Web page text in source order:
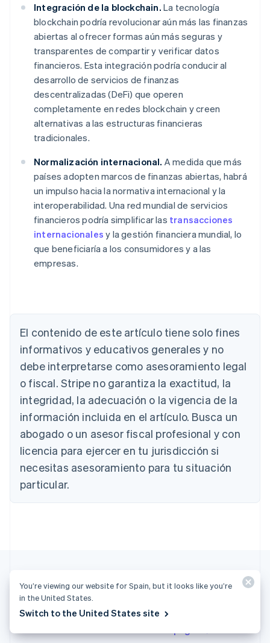
Integración de la blockchain. La tecnología
blockchain podría revolucionar aún más las finanzas
abiertas al ofrecer formas aún más seguras y
transparentes de compartir y verificar datos
financieros. Esta integración podría conducir al
desarrollo de servicios de finanzas
descentralizadas (DeFi) que operen
completamente en redes blockchain y creen
alternativas a las estructuras financieras
tradicionales.
Normalización internacional. A medida que más
países adopten marcos de finanzas abiertas, habrá
un impulso hacia la normativa internacional y la
interoperabilidad. Una red mundial de servicios
financieros podría simplificar las transacciones
internacionales y la gestión financiera mundial, lo
que beneficiaría a los consumidores y a las
empresas.
El contenido de este artículo tiene solo fines
informativos y educativos generales y no
debe interpretarse como asesoramiento legal
o fiscal. Stripe no garantiza la exactitud, la
integridad, la adecuación o la vigencia de la
información incluida en el artículo. Busca un
abogado o un asesor fiscal profesional y con
licencia para ejercer en tu jurisdicción si
necesitas asesoramiento para tu situación
particular.
Más artículos
Australia
English
Austria
DeutschEnglish
Bélgica
Brasil
PortuguêsEnglish
Bulgaria
English
Canadá
EnglishFrançais
China continental
简体中文 English
Chipre
English
Eslovaquia
English
EnglishItaliano
You’re viewing our website for Spain, but it looks like you’re
in the United States.
Switch to the United States site